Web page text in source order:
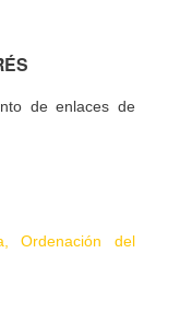
de enlaces de
Ordenación del